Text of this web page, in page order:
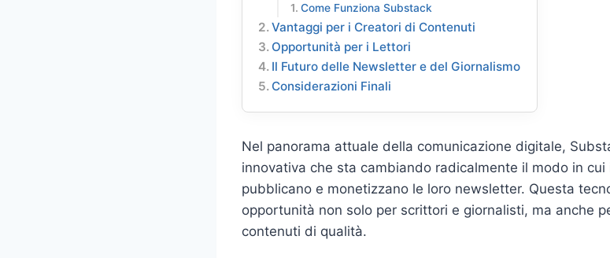
Come Funziona Substack
Vantaggi per i Creatori di Contenuti
Opportunità per i Lettori
Il Futuro delle Newsletter e del Giornalismo
Considerazioni Finali
Nel panorama attuale della comunicazione digitale,
innovativa che sta cambiando radicalmente il modo in
pubblicano e monetizzano le loro newsletter. Questa
opportunità non solo per scrittori e giornalisti, ma anche
contenuti di qualità.